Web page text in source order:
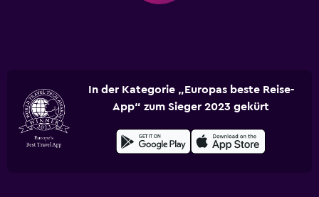
In der Kategorie „Europas beste Reise-
App“ zum Sieger 2023 gekürt